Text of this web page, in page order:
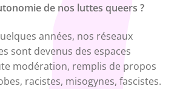
de nos luttes queers ?
années, nos réseaux
sont devenus des espaces
modération, remplis de propos
racistes, misogynes, fascistes.